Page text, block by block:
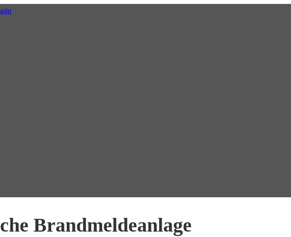
Brandmeldeanlage